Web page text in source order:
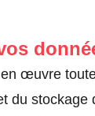
œuvre
du